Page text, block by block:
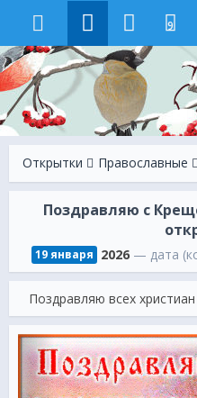
9
Открытки Православные
Поздравляю с
19 января 2026— дата
Поздравляю всех